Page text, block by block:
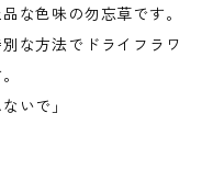
な色味の勿忘草です。
な方法でドライフラワ
いで」